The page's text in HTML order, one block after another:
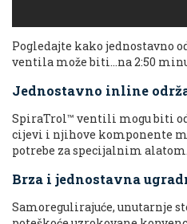
Pogledajte kako jednostavno
ventila može biti...na 2:50
Jednostavno inline
SpiraTrol™ ventili mogu biti
cijevi i njihove komponente
potrebe za specijalnim alatom.
Brza i jednostavna
Samoregulirajuće, unutarnje